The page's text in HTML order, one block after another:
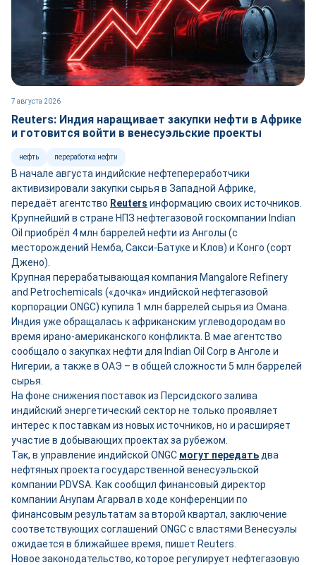
7 августа 2026
Reuters: Индия наращивает закупки нефти в Африке
и готовится войти в венесуэльские проекты
нефть переработка нефти
В начале августа индийские нефтепереработчики
активизировали закупки сырья в Западной Африке,
передаёт агентство Reuters информацию своих источников.
Крупнейший в стране НПЗ нефтегазовой госкомпании Indian
Oil приобрёл 4 млн баррелей нефти из Анголы (с
месторождений Немба, Сакси-Батуке и Клов) и Конго (сорт
Джено).
Крупная перерабатывающая компания Mangalore Refinery
and Petrochemicals («дочка» индийской нефтегазовой
корпорации ONGC) купила 1 млн баррелей сырья из Омана.
Индия уже обращалась к африканским углеводородам во
время ирано-американского конфликта. В мае агентство
сообщало о закупках нефти для Indian Oil Corp в Анголе и
Нигерии, а также в ОАЭ – в общей сложности 5 млн баррелей
сырья.
На фоне снижения поставок из Персидского залива
индийский энергетический сектор не только проявляет
интерес к поставкам из новых источников, но и расширяет
участие в добывающих проектах за рубежом.
Так, в управление индийской ONGC могут передать два
нефтяных проекта государственной венесуэльской
компании PDVSA. Как сообщил финансовый директор
компании Анупам Агарвал в ходе конференции по
финансовым результатам за второй квартал, заключение
соответствующих соглашений ONGC с властями Венесуэлы
ожидается в ближайшее время, пишет Reuters.
Новое законодательство, которое регулирует нефтегазовую